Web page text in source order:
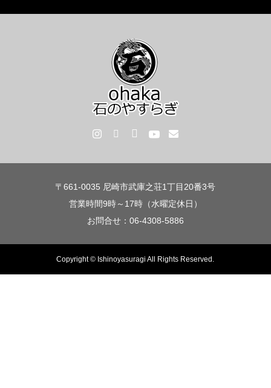
〒661-0035 尼崎市武庫之荘1丁目20番3号
営業時間9時～17時（水曜定休日）
お問合せ：06-4308-5886
Copyright © Ishinoyasuragi All Rights Reserved.